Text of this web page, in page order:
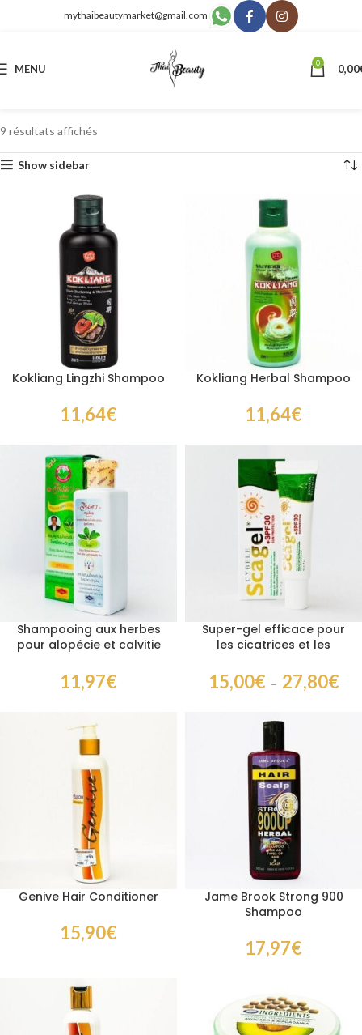
mythaibeautymarket@gmail.com
MENU 0 0,00
9 résultats affichés
Show sidebar
Kokliang Lingzhi Shampoo
11,64€
Kokliang Herbal Shampoo
11,64€
Shampooing aux herbes
pour alopécie et calvitie
11,97€
Super-gel efficace pour
les cicatrices et les
15,00€ – 27,80€
Genive Hair Conditioner
15,90€
Jame Brook Strong 900
Shampoo
17,97€